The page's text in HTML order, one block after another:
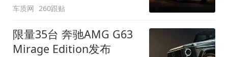
车质网 260跟贴
限量35台 奔驰AMG G63
Mirage Edition发布